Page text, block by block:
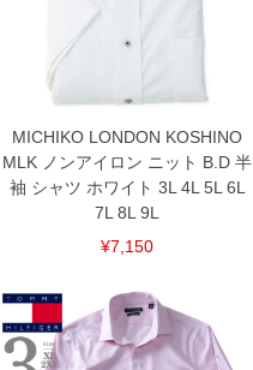
COLOR VARIATION
MICHIKO LONDON KOSHINO
MLK ノンアイロン ニット B.D 半
袖 シャツ ホワイト 3L 4L 5L 6L
7L 8L 9L
¥7,150